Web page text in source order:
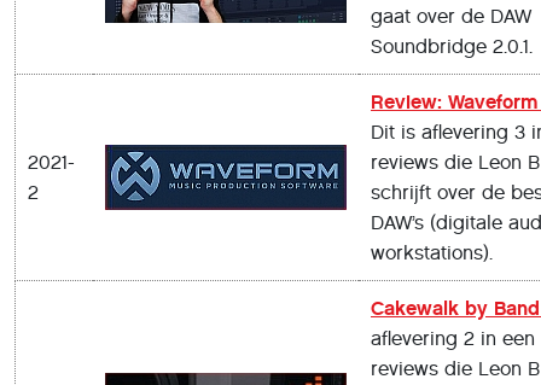
gaat over de DAW
Soundbridge 2.0.1.
2021-
2
Review: Waveform
Dit is aflevering 3
reviews die Leon
schrijft over de
DAW’s (digitale
workstations).
Cakewalk by
aflevering 2 in een
reviews die Leon